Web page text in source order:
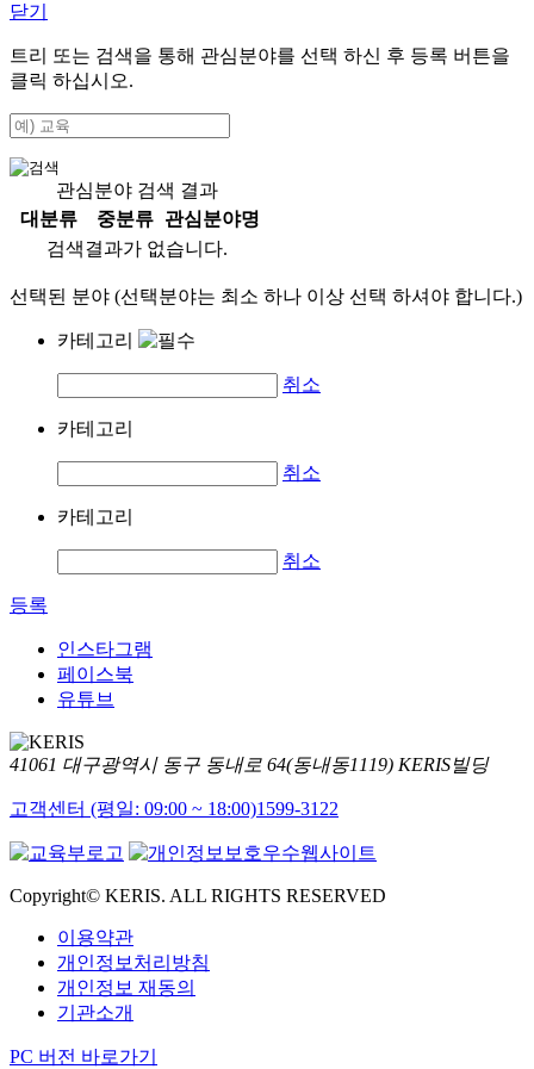
닫기
트리 또는 검색을 통해 관심분야를 선택 하신 후 등록 버튼을
클릭 하십시오.
관심분야 검색 결과
대분류
중분류
관심분야명
검색결과가 없습니다.
선택된 분야 (선택분야는 최소 하나 이상 선택 하셔야 합니다.)
카테고리
취소
카테고리
취소
카테고리
취소
등록
인스타그램
페이스북
유튜브
41061 대구광역시 동구 동내로 64(동내동1119) KERIS빌딩
고객센터 (평일: 09:00 ~ 18:00)1599-3122
Copyright© KERIS. ALL RIGHTS RESERVED
이용약관
개인정보처리방침
개인정보 재동의
기관소개
PC 버전 바로가기